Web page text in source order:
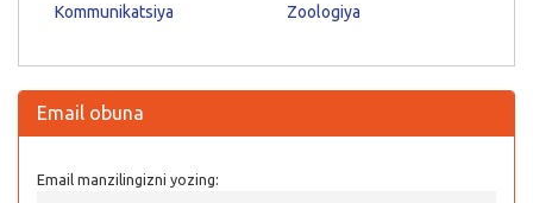
Kommunikatsiya
Zoologiya
Email obuna
Email manzilingizni yozing: